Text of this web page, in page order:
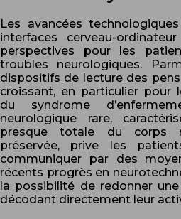
Les avancées
interfaces cerveau-
perspectives pour les
troubles neurologiques.
dispositifs de lecture des
croissant, en particulier pour
du syndrome
neurologique rare,
presque totale du corps
préservée, prive les
communiquer par des
récents progrès en
la possibilité de redonner
décodant directement leur